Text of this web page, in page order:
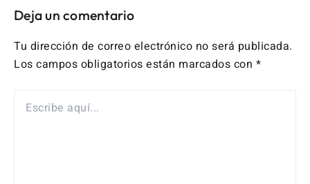
Deja un comentario
Tu dirección de correo electrónico no será publicada.
Los campos obligatorios están marcados con *
AQUÍ...